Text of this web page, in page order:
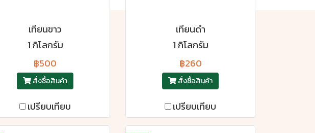
เทียนขาว
1 กิโลกรัม
฿500
สั่งซื้อสินค้า
เปรียบเทียบ
เทียนดำ
1 กิโลกรัม
฿260
สั่งซื้อสินค้า
เปรียบเทียบ